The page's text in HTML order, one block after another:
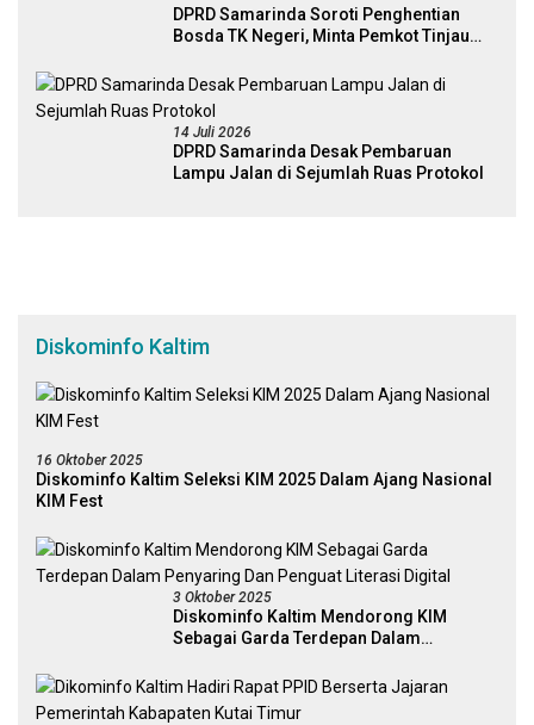
DPRD Samarinda Soroti Penghentian
Bosda TK Negeri, Minta Pemkot Tinjau
14 Juli 2026
DPRD Samarinda Desak Pembaruan
Lampu Jalan di Sejumlah Ruas Protokol
Diskominfo Kaltim
16 Oktober 2025
Diskominfo Kaltim Seleksi KIM 2025 Dalam Ajang Nasional
KIM Fest
3 Oktober 2025
Diskominfo Kaltim Mendorong KIM
Sebagai Garda Terdepan Dalam